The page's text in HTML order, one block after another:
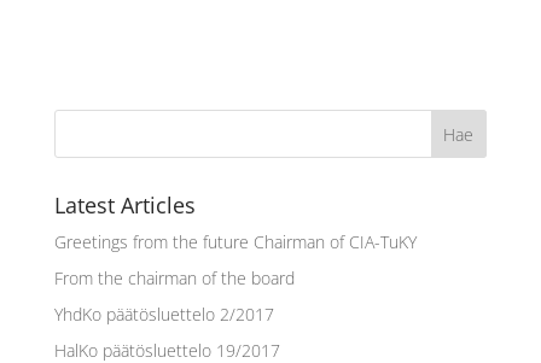
Latest Articles
Greetings from the future Chairman of CIA-TuKY
From the chairman of the board
YhdKo päätösluettelo 2/2017
HalKo päätösluettelo 19/2017